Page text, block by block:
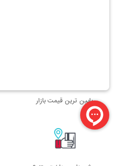
تهران ، نیاوران ، خیابان شهید
پایین ترین قیمت بازار